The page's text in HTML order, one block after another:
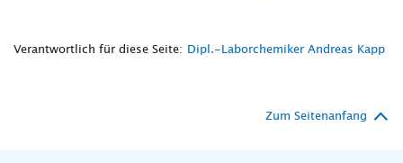
Verantwortlich für diese Seite: Dipl.-Laborchemiker Andreas Kapp
Zum Seitenanfang